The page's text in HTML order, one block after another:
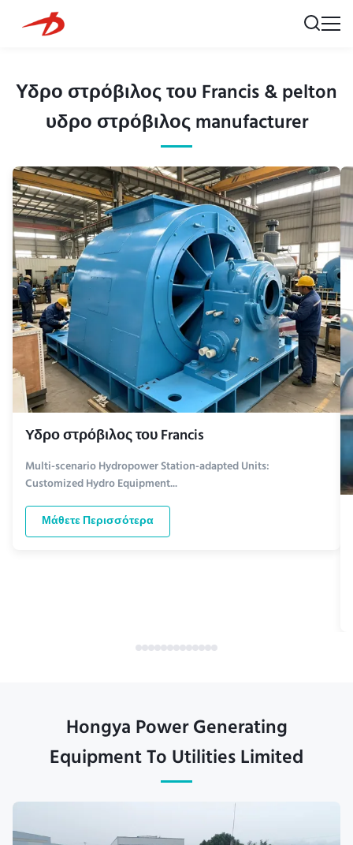
Υδρο στρόβιλος του Francis & pelton
υδρο στρόβιλος manufacturer
Υδρο στρόβιλος του Francis
Multi-scenario Hydropower Station-adapted Units:
Customized Hydro Equipment...
Μάθετε Περισσότερα
Hongya Power Generating
Equipment To Utilities Limited